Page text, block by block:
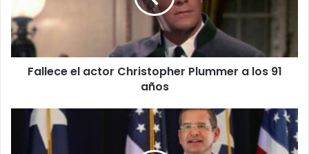
los
91
años
Fallece el actor Christopher Plummer a los 91
años
Gobernador
anuncia